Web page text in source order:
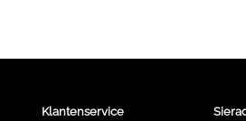
Klantenservice